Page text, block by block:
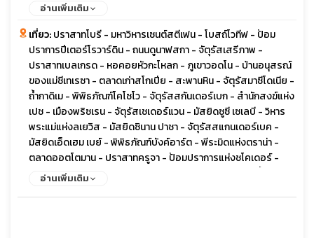
อ่านเพิ่มเติม
เที่ยว:ปราสาทโบรี - มหาวิหารเซนต์สตีเฟน - โบสถ์โวทีฟ - ป้อม
ปราการปีเตอร์โรวาร์ดิน - ถนนดูนาฟสกา - จัตุรัสเสรีภาพ -
ปราสาทเบลเกรด - หอคอยหัวกะโหลก - ภูเขาวอดโน - บ้านอนุสรณ์
ของแม่ชีเทเรซา - ตลาดเก่าสโกเปีย - สะพานหิน - จัตุรัสมาซีโดเนีย -
ถ้ำกาดิเม - พิพิธภัณฑ์โคโซโว - จัตุรัสสกันเดอร์เบก - สำนักสงฆ์แห่ง
เปช - เมืองพริซเรน - จัตุรัสเชเดอร์แวน - มัสยิดซูซี เซเลบี - วิหาร
พระแม่แห่งลเยวิส - มัสยิดซินาน ปาชา - จัตุรัสสแกนเดอร์เบค -
มัสยิดเอ็ดเฮม เบย์ - พิพิธภัณฑ์บังค์อาร์ต - พีระมิดแห่งตราน่า -
ตลาดออตโตมาน - ปราสาทครูจา - ป้อมปราการแห่งชโคเดอร์ -
ทะเลสาบชโคดรา - สะพานมิลเลนเนียม - มหาวิหารแห่งการฟื้นฟู
อ่านเพิ่มเติม